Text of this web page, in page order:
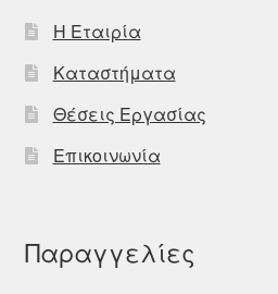
Η Εταιρία
Καταστήματα
Θέσεις Εργασίας
Επικοινωνία
Παραγγελίες